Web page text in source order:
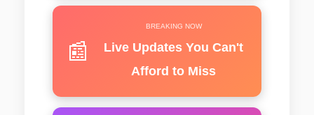
📰
BREAKING NOW
Live Updates You Can't
Afford to Miss